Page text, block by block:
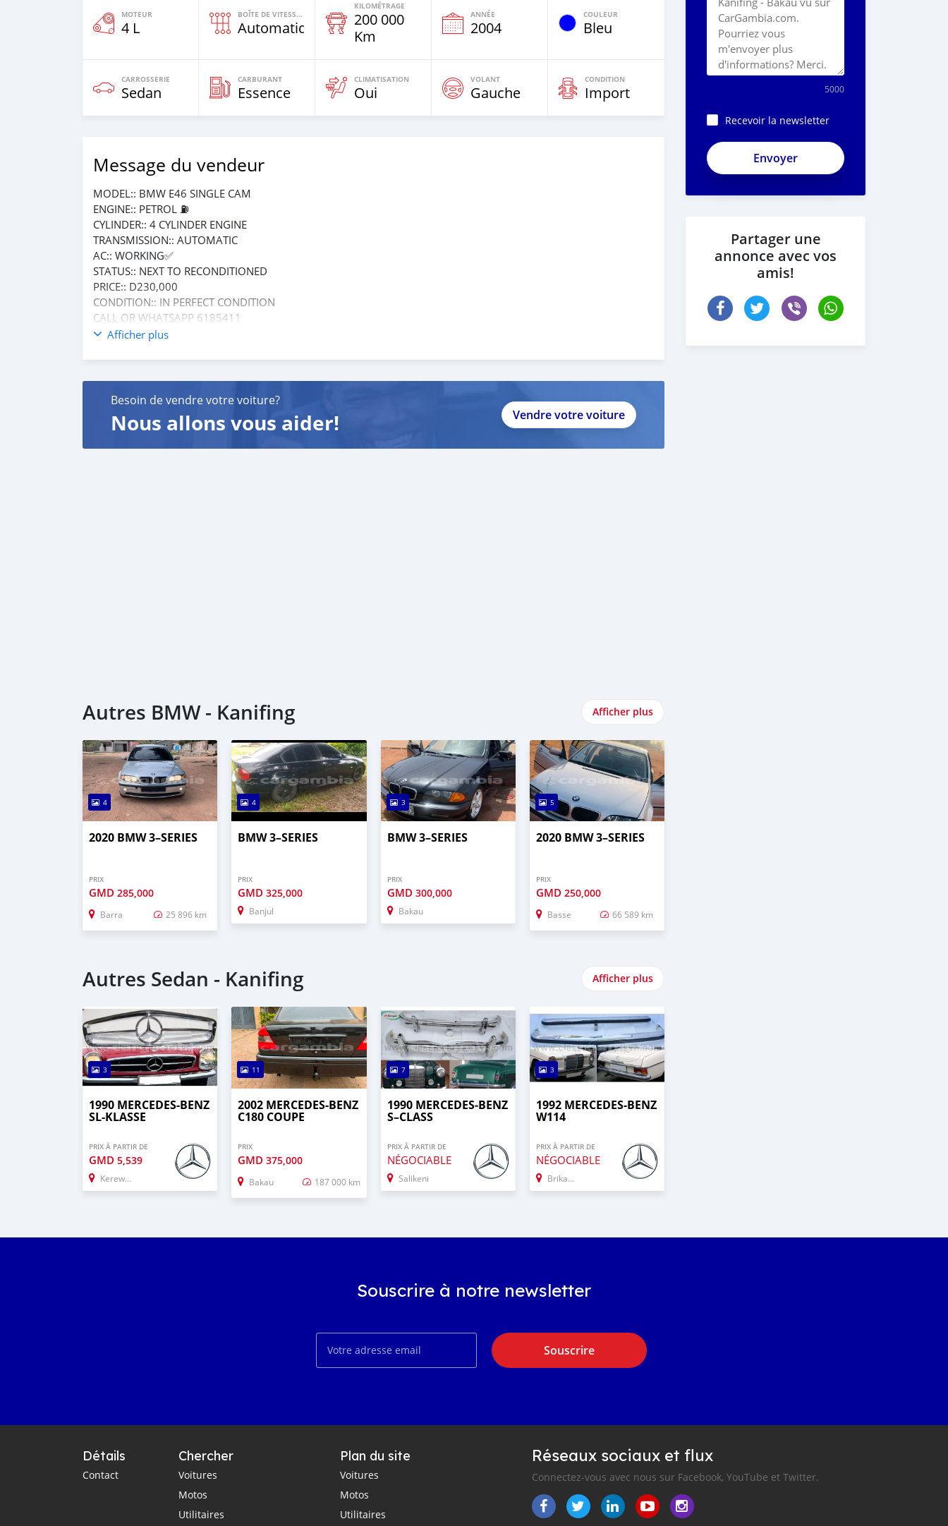
MOTEUR
4 L
BOÎTE DE VITESSES
Automatique
KILOMÉTRAGE
200 000
Km
ANNÉE
2004
COULEUR
Bleu
CARROSSERIE
Sedan
CARBURANT
Essence
CLIMATISATION
Oui
VOLANT
Gauche
CONDITION
Import
Message du vendeur
MODEL:: BMW E46 SINGLE CAM
ENGINE:: PETROL ⛽️
CYLINDER:: 4 CYLINDER ENGINE
TRANSMISSION:: AUTOMATIC
AC:: WORKING✅
STATUS:: NEXT TO RECONDITIONED
PRICE:: D230,000
CONDITION:: IN PERFECT CONDITION
CALL OR WHATSAPP 6185411
FOR MORE INFORMATION ℹ️
Afficher plus
Besoin de vendre votre voiture?
Nous allons vous aider! Vendre votre voiture
Autres BMW - Kanifing Afficher plus
4
2020 BMW 3–SERIES
PRIX
GMD 285,000
Barra 25 896 km
4
BMW 3–SERIES
PRIX
GMD325,000
Banjul
3
BMW 3–SERIES
PRIX
GMD 300,000
Bakau
5
2020 BMW 3–SERIES
PRIX
GMD 250,000
Basse 66 589 km
Autres Sedan - Kanifing Afficher plus
3
1990 MERCEDES-BENZ
SL-KLASSE
PRIX À PARTIR DE
GMD 5,539
Kerewan
11
2002 MERCEDES-BENZ
C180 COUPE
PRIX
GMD375,000
Bakau 187 000 km
7
1990 MERCEDES‒BENZ
S–CLASS
PRIX À PARTIR DE
NÉGOCIABLE
Salikeni
3
1992 MERCEDES-BENZ
W114
PRIX À PARTIR DE
NÉGOCIABLE
Brikama
5000
Recevoir la newsletter
ApjeSRxJkAxWuCy5mXXv
Partager une
annonce avec vos
amis!
Souscrire à notre newsletter
Souscrire
Détails
Contact
Chercher
Voitures
Motos
Utilitaires
Plan du site
Voitures
Motos
Utilitaires
Réseaux sociaux et flux
Connectez-vous avec nous sur Facebook, YouTube et Twitter.